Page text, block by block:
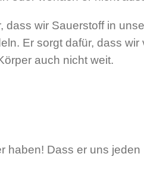
wir Sauerstoff in
Er sorgt dafür, dass wir
auch nicht weit.
haben! Dass er uns jeden